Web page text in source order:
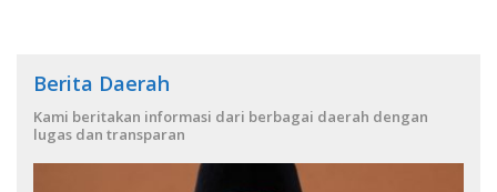
Berita Daerah
Kami beritakan informasi dari berbagai daerah dengan
lugas dan transparan